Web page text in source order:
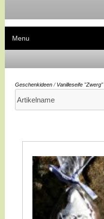
Menu
Geschenkideen / Vanilleseife "Zwerg"